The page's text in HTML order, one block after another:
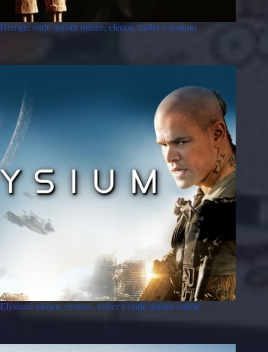
Herege: onde assistir online, elenco, trailer e resumo
Elysium: elenco, resumo, trailer e onde assistir online